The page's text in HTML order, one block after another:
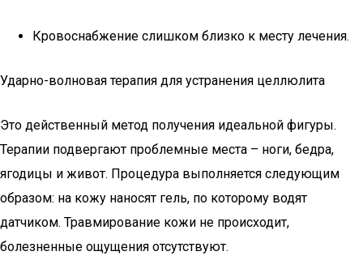
Кровоснабжение слишком близко к месту лечения.
Ударно-волновая терапия для устранения целлюлита
Это действенный метод получения идеальной фигуры.
Терапии подвергают проблемные места – ноги, бедра,
ягодицы и живот. Процедура выполняется следующим
образом: на кожу наносят гель, по которому водят
датчиком. Травмирование кожи не происходит,
болезненные ощущения отсутствуют.